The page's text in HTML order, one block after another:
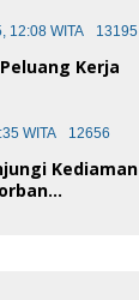
12:08 WITA
13195
Kerja
WITA
12656
Kediaman